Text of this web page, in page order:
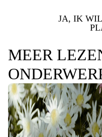
JA, IK
MEER